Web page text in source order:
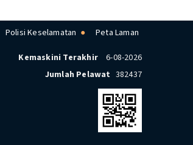
Polisi Keselamatan Peta Laman
Kemaskini Terakhir
6-08-2026
Jumlah Pelawat 382437